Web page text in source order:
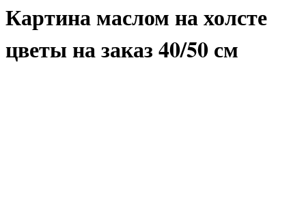
Картина маслом на холсте
цветы на заказ 40/50 см